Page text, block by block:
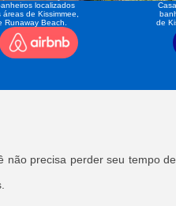
localizados
de Kissimmee,
Runaway Beach.
de
não precisa perder seu tempo de